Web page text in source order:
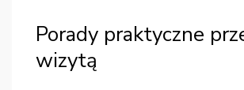
Porady praktyczne
wizytą